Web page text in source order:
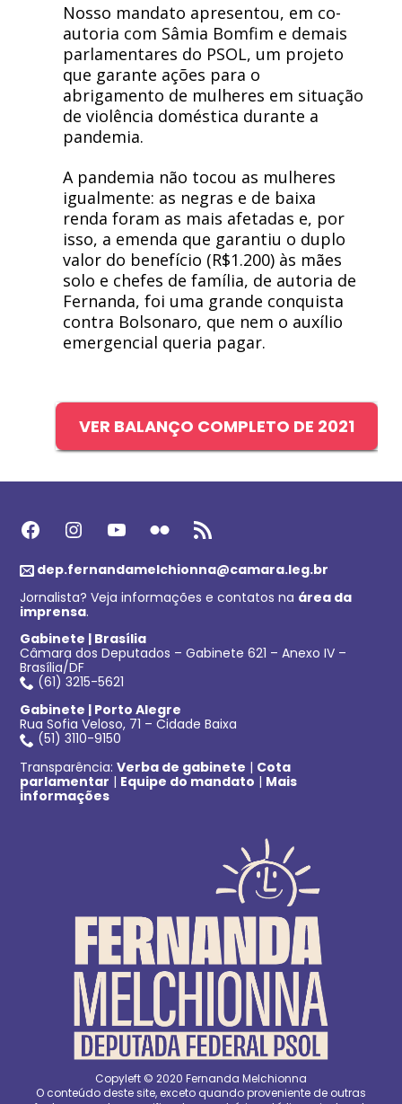
Nosso mandato apresentou, em co-
autoria com Sâmia Bomfim e demais
parlamentares do PSOL, um projeto
que garante ações para o
abrigamento de mulheres em situação
de violência doméstica durante a
pandemia.
​​A pandemia não tocou as mulheres
igualmente: as negras e de baixa
renda foram as mais afetadas e, por
isso, a emenda que garantiu o duplo
valor do benefício (R$1.200) às mães
solo e chefes de família, de autoria de
Fernanda, foi uma grande conquista
contra Bolsonaro, que nem o auxílio
emergencial queria pagar.
VER BALANÇO COMPLETO DE 2021
Facebook Instagram Youtube Flickr Feed RSS
dep.fernandamelchionna@camara.leg.br
Jornalista? Veja informações e contatos na área da
imprensa.
Gabinete | Brasília
Câmara dos Deputados – Gabinete 621 – Anexo IV –
Brasília/DF
(61) 3215-5621
Gabinete | Porto Alegre
Rua Sofia Veloso, 71 – Cidade Baixa
(51) 3110-9150
Transparência:Verba de gabinete | Cota
parlamentar | Equipe do mandato | Mais
informações
Copyleft © 2020 Fernanda Melchionna
O conteúdo deste site, exceto quando proveniente de outras